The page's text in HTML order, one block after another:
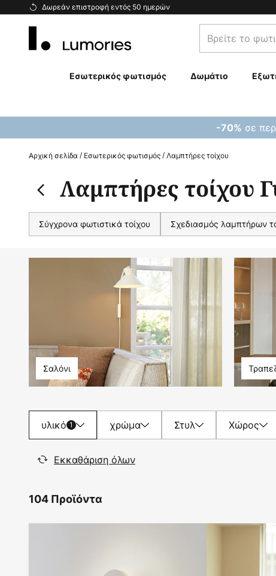
Δωρεάν επιστροφή εντός 50 ημερών
Μετάβαση
Βρείτε
το
σας...
Εσωτερικός φωτισμός Δωμάτιο
-70% σε
Αρχική σελίδα Εσωτερικός φωτισμός Λαμπτήρες τοίχου
Λαμπτήρες τοίχου
Σύγχρονα φωτιστικά τοίχου Σχεδιασμός λαμπτήρων
Σαλόνι
υλικό 1 χρώμα Στυλ Χώρος
Εκκαθάριση όλων
104 Προϊόντα